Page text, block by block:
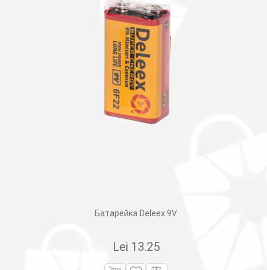
Батарейка Deleex 9V
Lei 13.25